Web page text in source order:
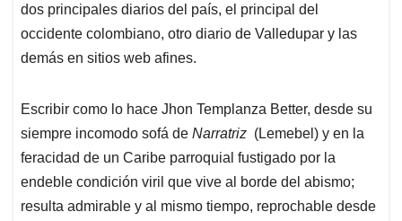
dos principales diarios del país, el principal del
occidente colombiano, otro diario de Valledupar y las
demás en sitios web afines.
Escribir como lo hace Jhon Templanza Better, desde su
siempre incomodo sofá de Narratriz (Lemebel) y en la
feracidad de un Caribe parroquial fustigado por la
endeble condición viril que vive al borde del abismo;
resulta admirable y al mismo tiempo, reprochable desde